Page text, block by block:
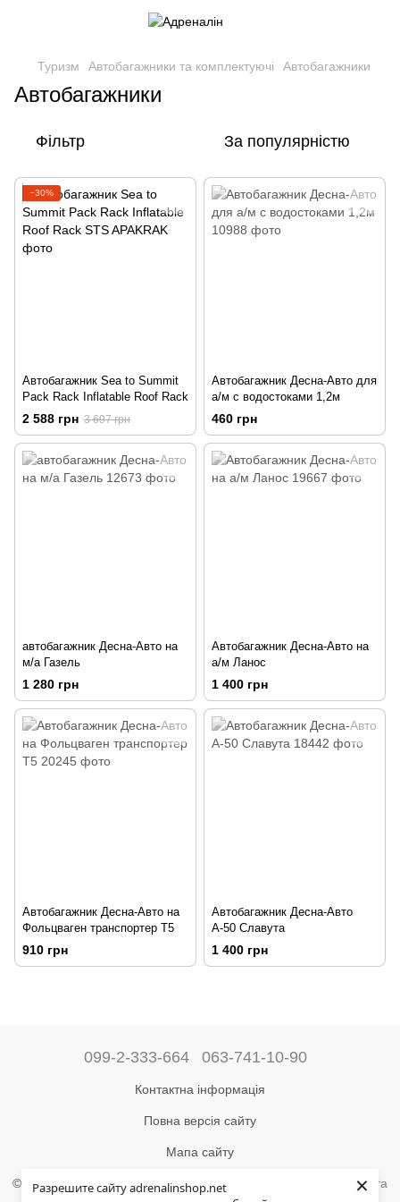
Разрешите сайту adrenalinshop.net
×
Туризм Автобагажники та комплектуючі Автобагажники
Автобагажники
Фільтр За популярністю
−30%
Автобагажник Sea to Summit
Pack Rack Inflatable Roof Rack
2 588 грн 3 697 грн
Автобагажник Десна-Авто для
а/м с водостоками 1,2м
460 грн
автобагажник Десна-Авто на
м/а Газель
1 280 грн
Автобагажник Десна-Авто на
а/м Ланос
1 400 грн
Автобагажник Десна-Авто на
Фольцваген транспортер Т5
910 грн
Автобагажник Десна-Авто
А-50 Славута
1 400 грн
099-2-333-664 063-741-10-90
Контактна інформація
Повна версія сайту
Мапа сайту
©2004-2024 Адреналін –магазин туристичного спорядження та